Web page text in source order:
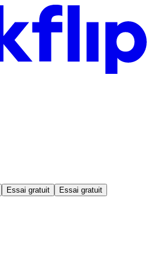
Essai gratuit
Essai gratuit